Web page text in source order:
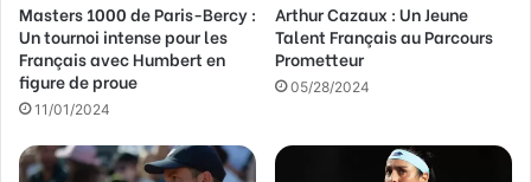
e
E
m
a
i
Masters 1000 de Paris-Bercy :
Un tournoi intense pour les
Français avec Humbert en
figure de proue
11/01/2024
Arthur Cazaux : Un Jeune
Talent Français au Parcours
Prometteur
05/28/2024